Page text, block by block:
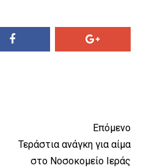
Επόμενο
Τεράστια ανάγκη για αίμα
στο Νοσοκομείο Ιεράς